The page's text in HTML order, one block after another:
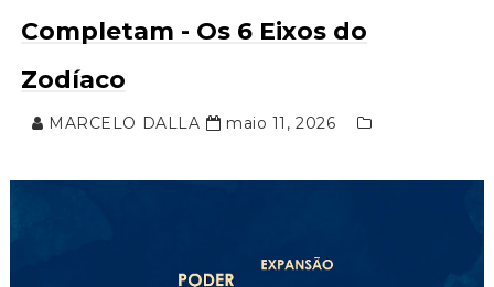
Completam - Os 6 Eixos do
Zodíaco
MARCELO DALLA maio 11, 2026